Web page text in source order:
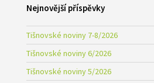
Nejnovější příspěvky
Tišnovské noviny 7-8/2026
Tišnovské noviny 6/2026
Tišnovské noviny 5/2026